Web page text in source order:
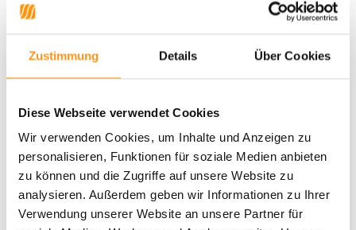
Zustimmung Details Über Cookies
Diese Webseite verwendet Cookies
Wir verwenden Cookies, um Inhalte und Anzeigen zu
personalisieren, Funktionen für soziale Medien anbieten
zu können und die Zugriffe auf unsere Website zu
analysieren. Außerdem geben wir Informationen zu Ihrer
Verwendung unserer Website an unsere Partner für
Mit einer Florhöhe von 5 mm
verbindet der Teppich Komfort mit einer
schlichten Eleganz, die sich nahtlos in moderne und klassische
Eigenschaften
Wendbar für flexiblen Stil
Geeignet für Innen- und Außenbereiche
Pflegeleicht und wasserabweisend
Haustierfreundlich und langlebig
Hergestellt in Belgien